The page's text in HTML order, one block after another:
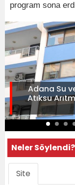
program sona
Adana Su
Atıksu
Neler Söylendi?
Site